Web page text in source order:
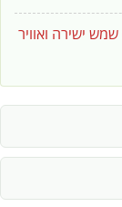
שמש ישירה ואוויר